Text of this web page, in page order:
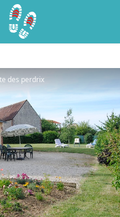
des perdrix